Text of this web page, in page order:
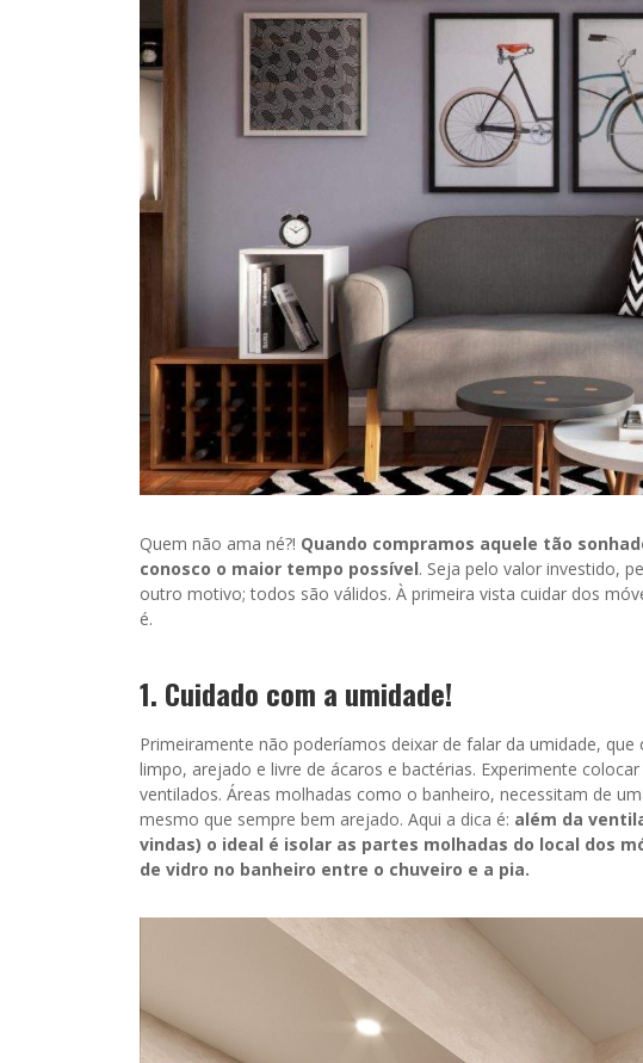
Quem não ama né?! Quando compramos aquele tão
conosco o maior tempo possível. Seja pelo valor investido,
outro motivo; todos são válidos. À primeira vista cuidar dos
é.
1. Cuidado com a umidade!
Primeiramente não poderíamos deixar de falar da umidade,
limpo, arejado e livre de ácaros e bactérias. Experimente colocar
ventilados. Áreas molhadas como o banheiro, necessitam de
mesmo que sempre bem arejado. Aqui a dica é: além da
vindas) o ideal é isolar as partes molhadas do local dos
de vidro no banheiro entre o chuveiro e a pia.